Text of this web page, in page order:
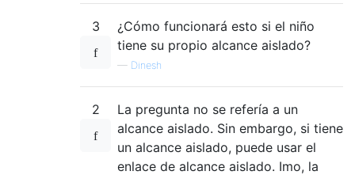
3
¿Cómo funcionará esto si el niño
tiene su propio alcance aislado?
— Dinesh
2
La pregunta no se refería a un
alcance aislado. Sin embargo, si tiene
un alcance aislado, puede usar el
enlace de alcance aislado. Imo, la